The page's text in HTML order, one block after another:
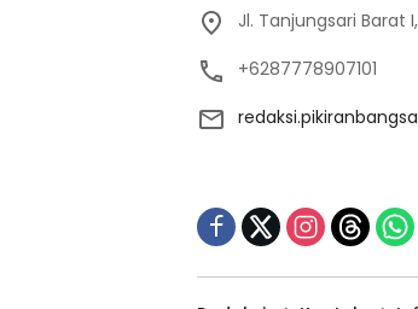
Jl. Tanjungsari Barat
+6287778907101